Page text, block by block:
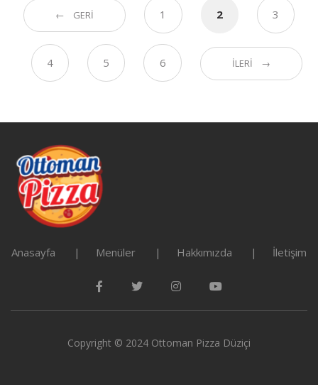
← GERI 1 2 3
4 5 6 İLERI →
Anasayfa Menüler Hakkımızda İletişim
Copyright © 2024 Ottoman Pizza Düziçi